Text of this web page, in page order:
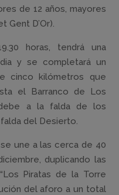
de 12 años, mayores
Gent D’Or).
horas, tendrá una
y se completará un
cinco kilómetros que
el Barranco de Los
a la falda de los
del Desierto.
une a las cerca de 40
duplicando las
Piratas de la Torre
del aforo a un total